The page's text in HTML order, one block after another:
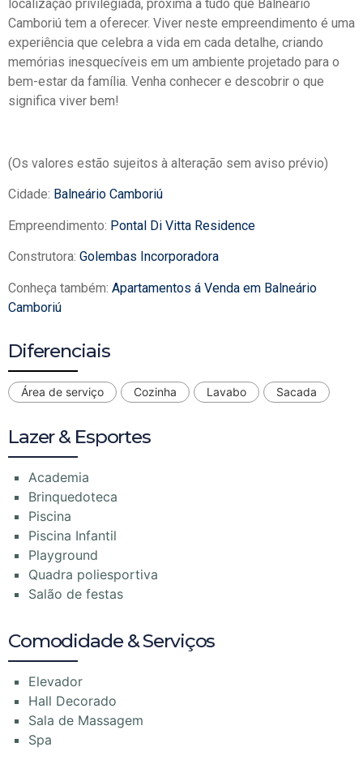
localização privilegiada, próxima a tudo que Balneário
Camboriú tem a oferecer. Viver neste empreendimento é uma
experiência que celebra a vida em cada detalhe, criando
memórias inesquecíveis em um ambiente projetado para o
bem-estar da família. Venha conhecer e descobrir o que
significa viver bem!
(Os valores estão sujeitos à alteração sem aviso prévio)
Cidade: Balneário Camboriú
Empreendimento: Pontal Di Vitta Residence
Construtora: Golembas Incorporadora
Conheça também: Apartamentos á Venda em Balneário
Camboriú
Diferenciais
Área de serviço Cozinha Lavabo Sacada
Lazer & Esportes
Academia
Brinquedoteca
Piscina
Piscina Infantil
Playground
Quadra poliesportiva
Salão de festas
Comodidade & Serviços
Elevador
Hall Decorado
Sala de Massagem
Spa